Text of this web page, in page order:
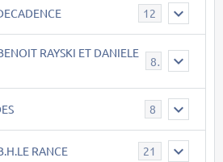
12
RAYSKI ET DANIELE
8
8
RANCE 21